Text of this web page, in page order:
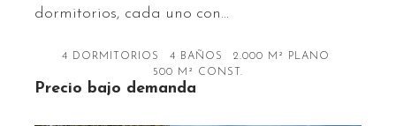
dormitorios, cada uno con…
4 DORMITORIOS 4 BAÑOS
2.000 M² PLANO
500 M² CONST.
Precio bajo demanda